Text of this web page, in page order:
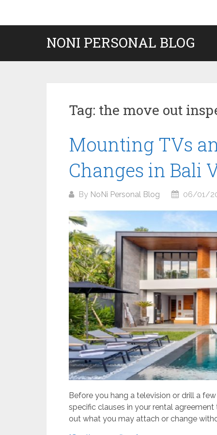
content
NONI PERSONAL BLOG
Tag: the move out
Mounting TVs
Changes in Bali
By NoNi Personal Blog 06/01/
Before you hang a television or drill a
specific clauses in your rental
out what you may attach or change